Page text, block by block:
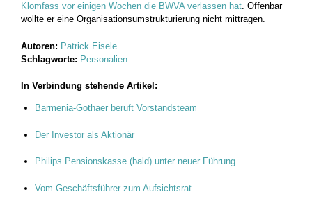
Klomfass vor einigen Wochen die BWVA verlassen hat. Offenbar
wollte er eine Organisationsumstrukturierung nicht mittragen.
Autoren: Patrick Eisele
Schlagworte: Personalien
In Verbindung stehende Artikel:
Barmenia-Gothaer beruft Vorstandsteam
Der Investor als Aktionär
Philips Pensionskasse (bald) unter neuer Führung
Vom Geschäftsführer zum Aufsichtsrat